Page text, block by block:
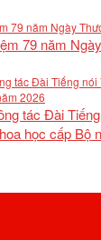
79 năm
tác Đài
học cấp Bộ